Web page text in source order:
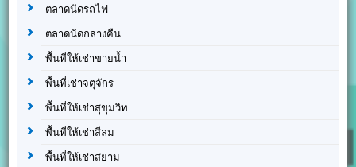
ตลาดนัดรถไฟ
ตลาดนัดกลางคืน
พื้นที่ให้เช่าขายน้ำ
พื้นที่เช่าจตุจักร
พื้นที่ให้เช่าสุขุมวิท
พื้นที่ให้เช่าสีลม
พื้นที่ให้เช่าสยาม